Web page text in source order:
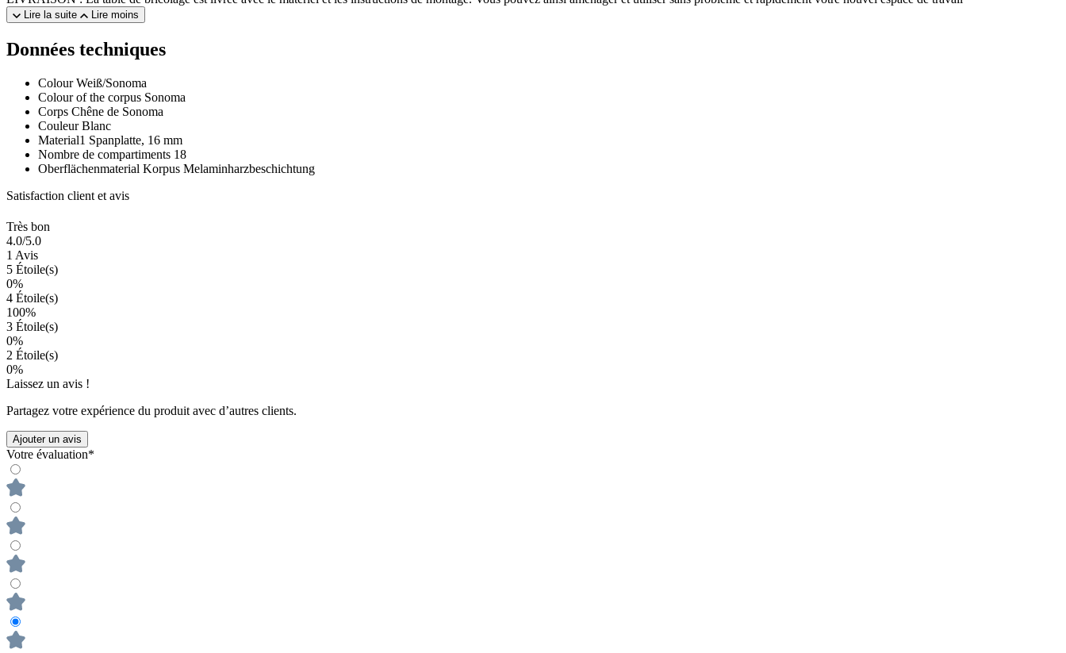
Lire la suite Lire moins
Données techniques
Colour Weiß/Sonoma
Colour of the corpus Sonoma
Corps Chêne de Sonoma
Couleur Blanc
Material1 Spanplatte, 16 mm
Nombre de compartiments 18
Oberflächenmaterial Korpus Melaminharzbeschichtung
Satisfaction client et avis
Très bon
4.0/5.0
1 Avis
5 Étoile(s)
0%
4 Étoile(s)
100%
3 Étoile(s)
0%
2 Étoile(s)
0%
Laissez un avis !
Partagez votre expérience du produit avec d’autres clients.
Ajouter un avis
Votre évaluation*